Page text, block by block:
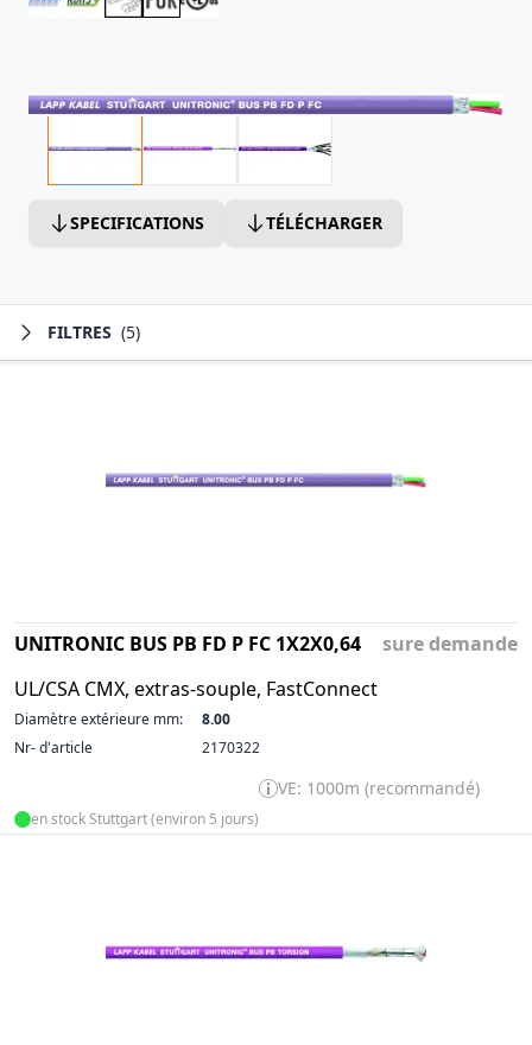
SPECIFICATIONS TÉLÉCHARGER
FILTRES (5)
UNITRONIC BUS PB FD P FC 1X2X0,64
UL/CSA CMX, extras-souple, FastConnect
sure demande
Diamètre extérieure mm:
8.00
Nr- d'article
2170322
VE: 1000m (recommandé)
en stock Stuttgart (environ 5 jours)